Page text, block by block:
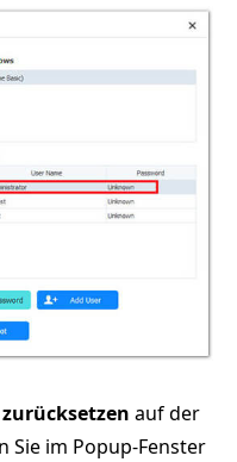
auf der
Sie im Popup-Fenster